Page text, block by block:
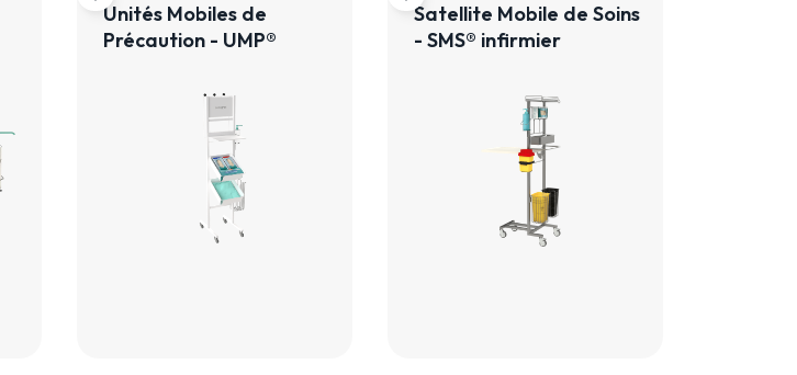
Unités Mobiles de
Précaution - UMP®
Satellite Mobile de Soins
- SMS® infirmier